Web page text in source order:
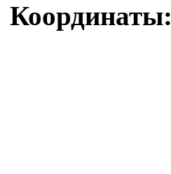
Координаты: